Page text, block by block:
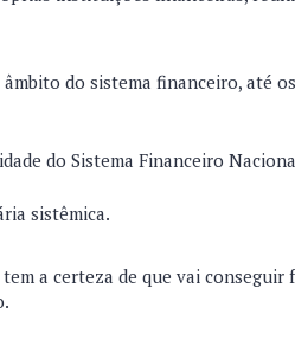
do sistema financeiro, até
do Sistema Financeiro
sistêmica.
a certeza de que vai